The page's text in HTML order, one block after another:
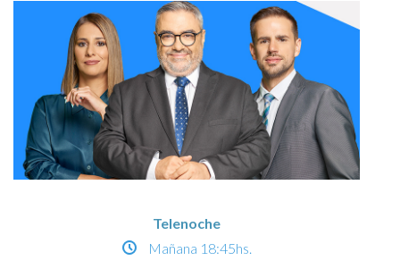
Telenoche
Mañana 18:45hs.